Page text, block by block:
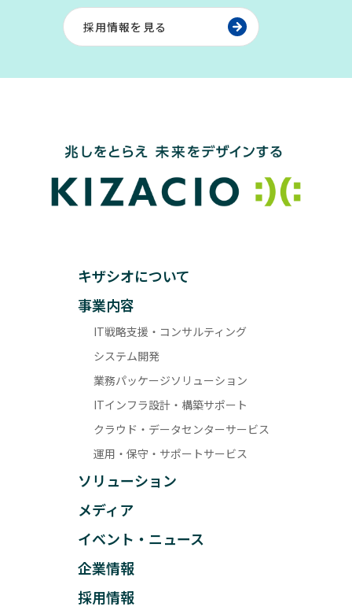
採用情報を見る
キザシオについて
事業内容
IT戦略支援・コンサルティング
システム開発
業務パッケージソリューション
ITインフラ設計・構築サポート
クラウド・データセンターサービス
運用・保守・サポートサービス
ソリューション
メディア
イベント・ニュース
企業情報
採用情報